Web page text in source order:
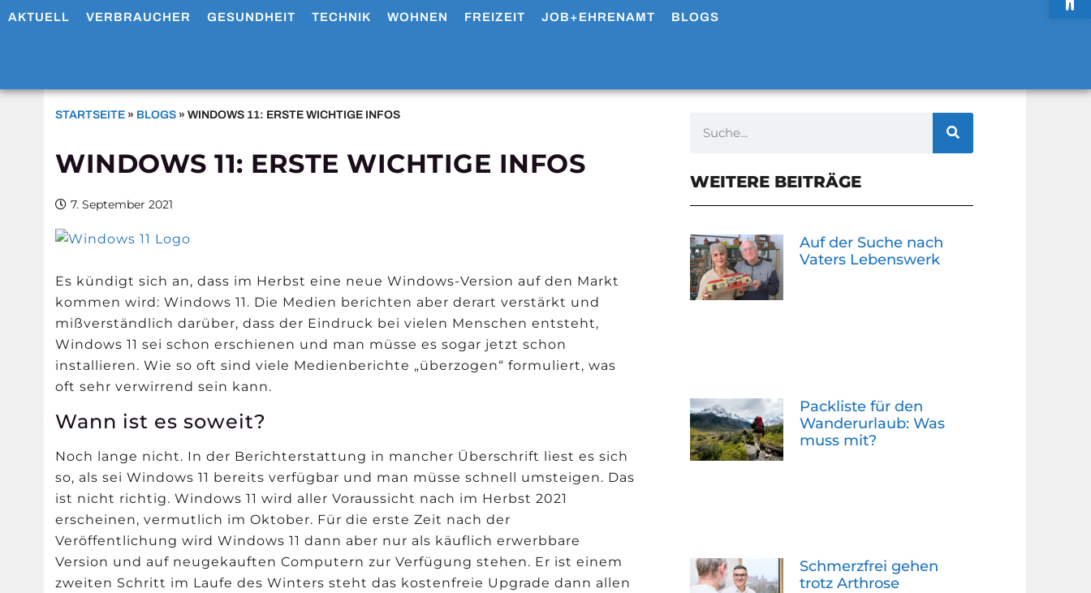
AKTUELL VERBRAUCHER GESUNDHEIT TECHNIK WOHNEN FREIZEIT JOB+EHRENAMT BLOGS
STARTSEITE » BLOGS »WINDOWS 11: ERSTE WICHTIGE INFOS
WINDOWS 11: ERSTE WICHTIGE INFOS
7. September 2021
Es kündigt sich an, dass im Herbst eine neue Windows-Version auf den Markt
kommen wird: Windows 11. Die Medien berichten aber derart verstärkt und
mißverständlich darüber, dass der Eindruck bei vielen Menschen entsteht,
Windows 11 sei schon erschienen und man müsse es sogar jetzt schon
installieren. Wie so oft sind viele Medienberichte „überzogen“ formuliert, was
oft sehr verwirrend sein kann.
Wann ist es soweit?
Noch lange nicht. In der Berichterstattung in mancher Überschrift liest es sich
so, als sei Windows 11 bereits verfügbar und man müsse schnell umsteigen. Das
ist nicht richtig. Windows 11 wird aller Voraussicht nach im Herbst 2021
erscheinen, vermutlich im Oktober. Für die erste Zeit nach der
Veröffentlichung wird Windows 11 dann aber nur als käuflich erwerbbare
Version und auf neugekauften Computern zur Verfügung stehen. Er ist einem
zweiten Schritt im Laufe des Winters steht das kostenfreie Upgrade dann allen
WEITERE BEITRÄGE
Auf der Suche nach
Vaters Lebenswerk
Packliste für den
Wanderurlaub: Was
muss mit?
Schmerzfrei gehen
trotz Arthrose